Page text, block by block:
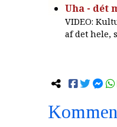
Uha - dét
VIDEO:
af det hele,